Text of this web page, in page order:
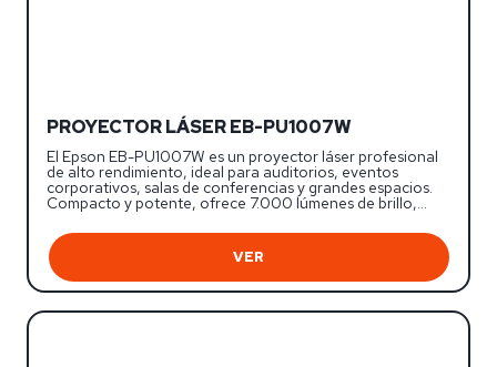
PROYECTOR LÁSER EB-PU1007W
El Epson EB-PU1007W es un proyector láser profesional
de alto rendimiento, ideal para auditorios, eventos
corporativos, salas de conferencias y grandes espacios.
Compacto y potente, ofrece 7.000 lúmenes de brillo,…
VER